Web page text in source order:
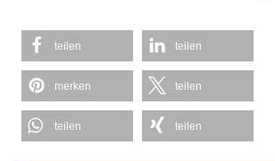
teilen teilen
merken teilen
teilen teilen